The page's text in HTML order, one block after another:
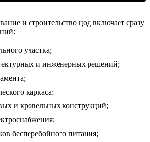
и строительство цод включает сразу
участка;
и инженерных решений;
каркаса;
и кровельных конструкций;
бесперебойного питания;